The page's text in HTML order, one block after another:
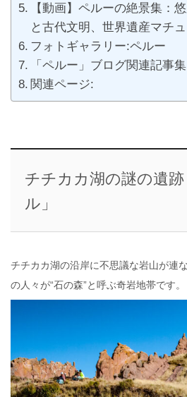
【動画】ペルーの絶景集：
と古代文明、世界遺産マチュ
フォトギャラリー:ペルー
「ペルー」ブログ関連記事集
関連ページ:
チチカカ湖の謎の遺
ル」
チチカカ湖の沿岸に不思議な岩山が連
の人々が“石の森”と呼ぶ奇岩地帯です。